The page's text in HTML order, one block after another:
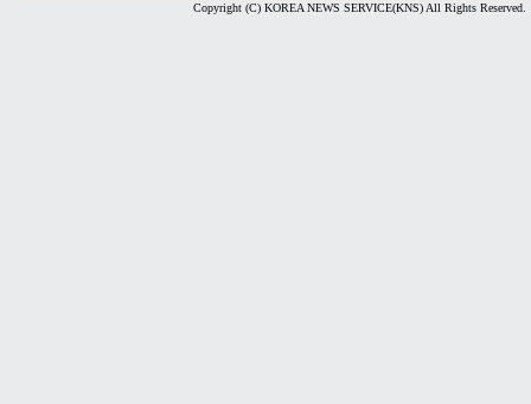
Copyright (C) KOREA NEWS SERVICE(KNS) All Rights Reserved.